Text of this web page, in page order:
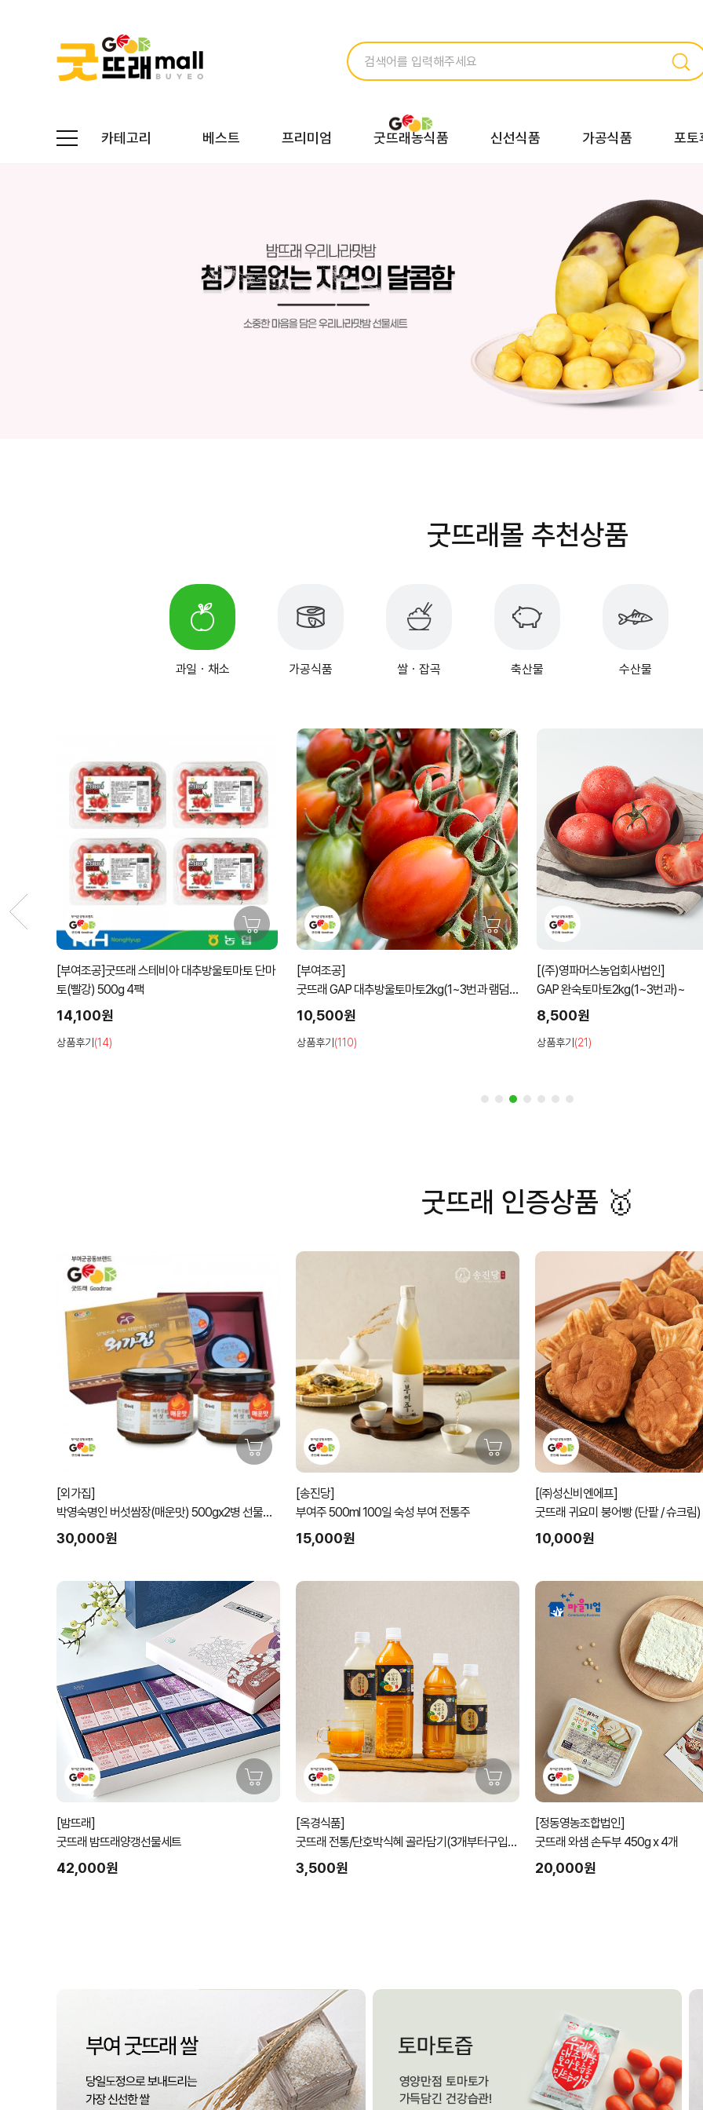
카테고리 베스트 프리미엄 굿뜨래농식품 신선식품 가공식품 포토
굿뜨래몰 추천상품
과일ㆍ채소 가공식품 쌀ㆍ잡곡 축산물 수산물
[부여조공]굿뜨래 스테비아 대추방울토마토 단마
토(빨강) 500g 4팩
14,100원
상품후기 (14)
[부여조공]
굿뜨래 GAP 대추방울토마토2kg(1~3번과 램덤
과)
10,500원
상품후기 (110)
[(주)영파머스농업회사법인]
GAP 완숙토마토2kg(1~3번과)~
8,500원
상품후기 (21)
굿뜨래 인증상품 🥇
[외가집]
박영숙명인 버섯쌈장(매운맛) 500gx2병 선물세
트
30,000원
[송진당]
부여주 500ml 100일 숙성 부여 전통주
15,000원
[㈜성신비엔에프]
굿뜨래 귀요미 붕어빵 (단팥 / 슈크림)
10,000원
[밤뜨래]
굿뜨래 밤뜨래양갱선물세트
42,000원
[옥경식품]
굿뜨래 전통/단호박식혜 골라담기(3개부터구입가
능)
3,500원
[정동영농조합법인]
굿뜨래 와샘 손두부 450g x 4개
20,000원